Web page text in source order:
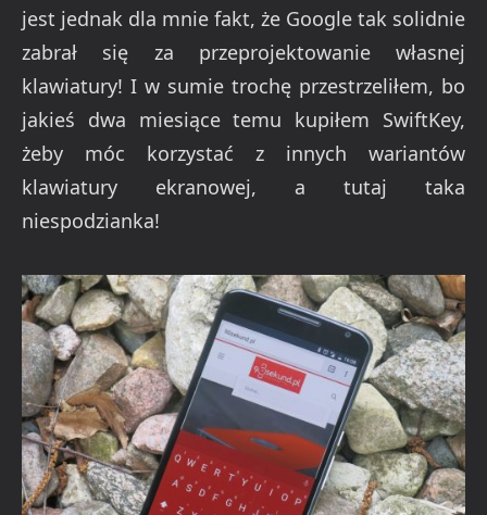
jest jednak dla mnie fakt, że Google tak solidnie
zabrał się za przeprojektowanie własnej
klawiatury! I w sumie trochę przestrzeliłem, bo
jakieś dwa miesiące temu kupiłem SwiftKey,
żeby móc korzystać z innych wariantów
klawiatury ekranowej, a tutaj taka
niespodzianka!